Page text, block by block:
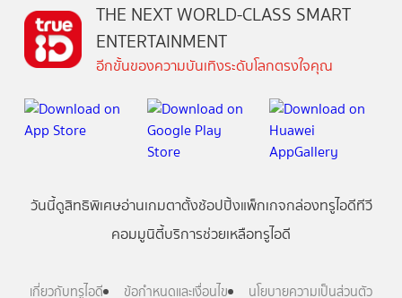
THE NEXT WORLD-CLASS SMART
ENTERTAINMENT
อีกขั้นของความบันเทิงระดับโลกตรงใจคุณ
วันนี้ดูสิทธิพิเศษอ่านเกมตาตั้งช้อปปิ้งแพ็กเกจกล่องทรูไอดีทีวี
คอมมูนิตี้บริการช่วยเหลือทรูไอดี
เกี่ยวกับทรูไอดี ข้อกำหนดและเงื่อนไข นโยบายความเป็นส่วนตัว